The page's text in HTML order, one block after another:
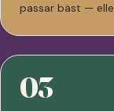
passar bäst —
03